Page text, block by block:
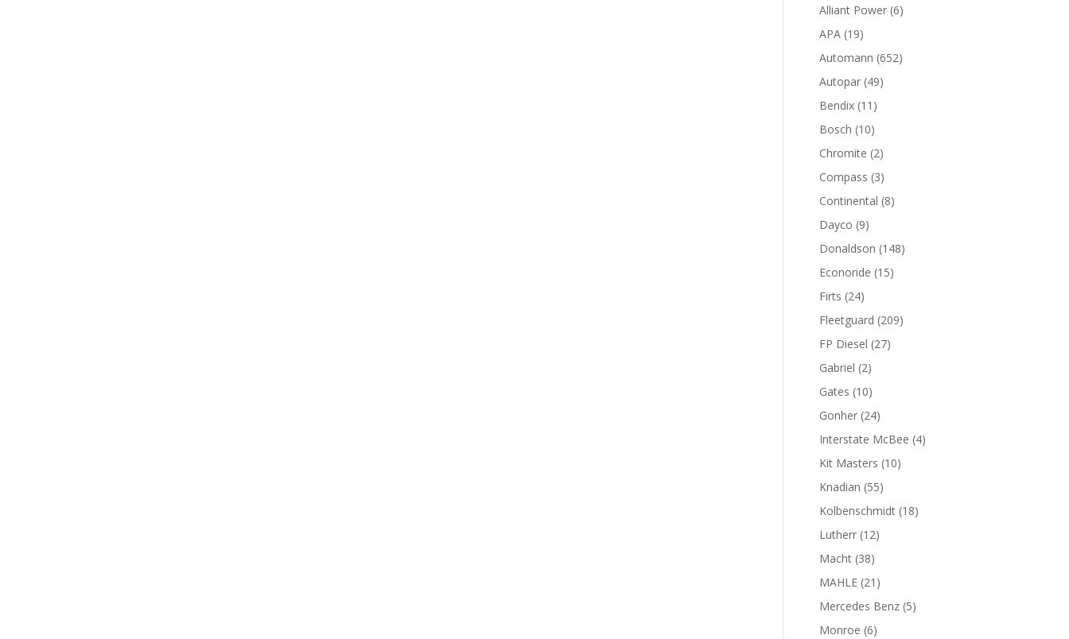
productos
Alliant Power 66
APA 1919
productos
Automann 652652
Autopar 4949
Bendix 11 11
productos
Bosch 1010
productos
Chromite 22
productos
Compass 33
productos
Continental 88
Dayco 99
productos
Donaldson 148148
Econoride 1515
Firts 2424
productos
Fleetguard 209209
FP Diesel 2727
Gabriel 22
productos
Gates 1010
productos
Gonher 2424
productos
Interstate McBee 44
Kit Masters 1010
Knadian 5555
productos
Kolbenschmidt 1818
Lutherr 1212
Macht 3838
productos
MAHLE 21 21
productos
Mercedes Benz 55
Monroe 66